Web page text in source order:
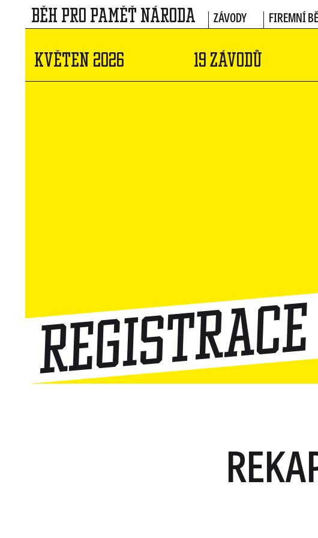
BĚH PRO PAMĚŤ NÁRODA ZÁVODY FIREMNÍ
KVĚTEN 2026 19 ZÁVODŮ
Registrace